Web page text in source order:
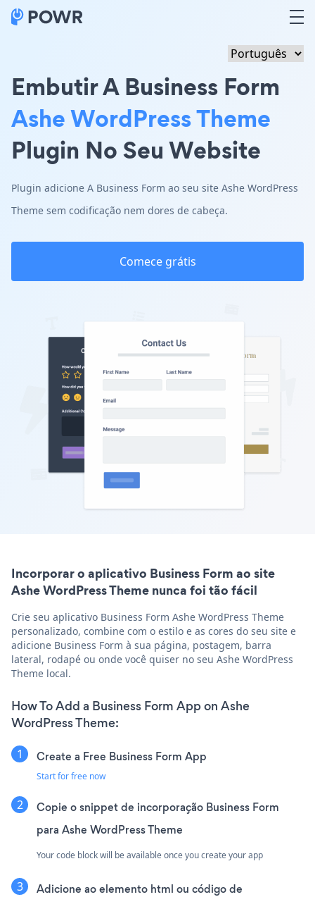
Embutir A Business Form
Ashe WordPress Theme
Plugin No Seu Website
Plugin adicione A Business Form ao seu site Ashe WordPress
Theme sem codificação nem dores de cabeça.
Comece grátis
Incorporar o aplicativo Business Form ao site
Ashe WordPress Theme nunca foi tão fácil
Crie seu aplicativo Business Form Ashe WordPress Theme
personalizado, combine com o estilo e as cores do seu site e
adicione Business Form à sua página, postagem, barra
lateral, rodapé ou onde você quiser no seu Ashe WordPress
Theme local.
How To Add a Business Form App on Ashe
WordPress Theme:
Create a Free Business Form App
Start for free now
Copie o snippet de incorporação Business Form
para Ashe WordPress Theme
Your code block will be available once you create your app
Adicione ao elemento html ou código de